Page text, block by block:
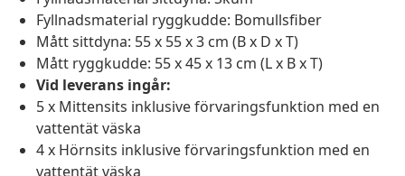
Fyllnadsmaterial ryggkudde: Bomullsfiber
Mått sittdyna: 55 x 55 x 3 cm (B x D x T)
Mått ryggkudde: 55 x 45 x 13 cm (L x B x T)
Vid leverans ingår:
5 x Mittensits inklusive förvaringsfunktion med en
vattentät väska
4 x Hörnsits inklusive förvaringsfunktion med en
vattentät väska